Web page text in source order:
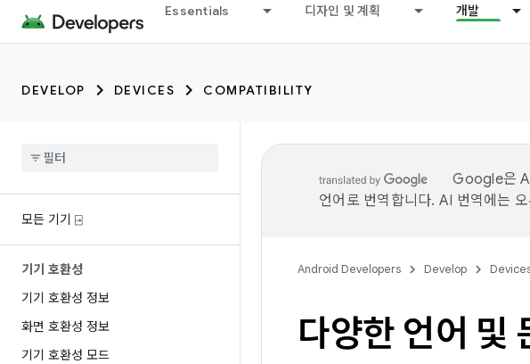
Essentials 디자인 및 계획 개발
DEVELOP DEVICES COMPATIBILITY
모든 기기 ⍈
기기 호환성
기기 호환성 정보
화면 호환성 정보
기기 호환성 모드
Google은
언어로 번역합니다. AI 번역에는
Android Developers Develop
다양한 언어 및